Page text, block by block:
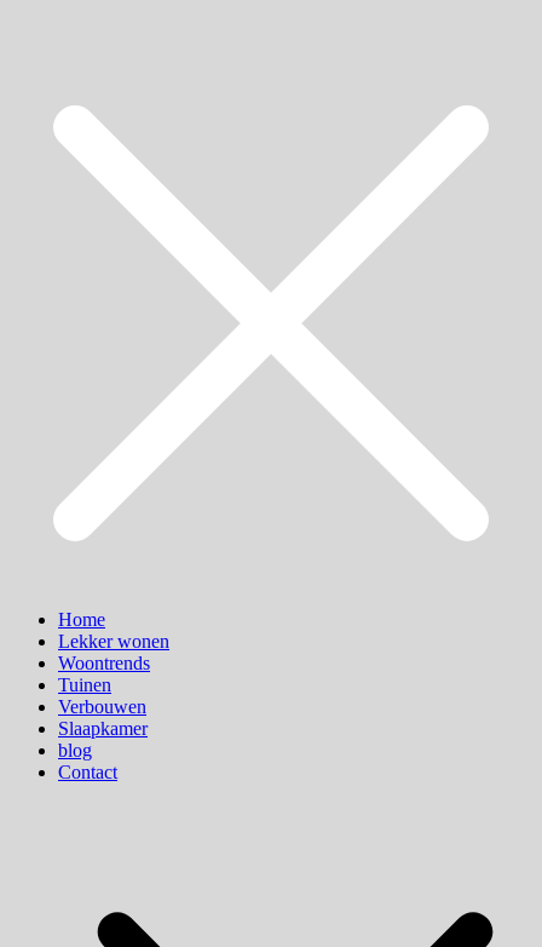
Home
Lekker wonen
Woontrends
Tuinen
Verbouwen
Slaapkamer
blog
Contact